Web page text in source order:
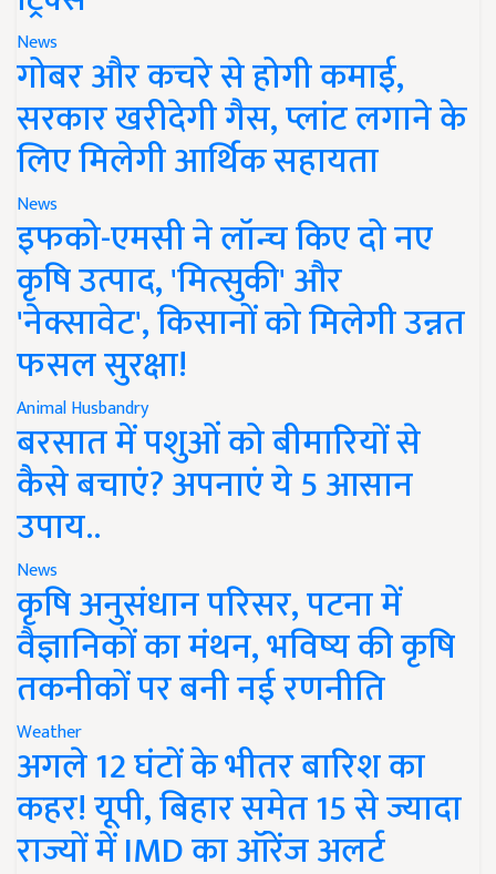
News
गोबर और कचरे से होगी कमाई,
सरकार खरीदेगी गैस, प्लांट लगाने के
लिए मिलेगी आर्थिक सहायता
News
इफको-एमसी ने लॉन्च किए दो नए
कृषि उत्पाद, 'मित्सुकी' और
'नेक्सावेट', किसानों को मिलेगी उन्नत
फसल सुरक्षा!
Animal Husbandry
बरसात में पशुओं को बीमारियों से
कैसे बचाएं? अपनाएं ये 5 आसान
उपाय..
News
कृषि अनुसंधान परिसर, पटना में
वैज्ञानिकों का मंथन, भविष्य की कृषि
तकनीकों पर बनी नई रणनीति
Weather
अगले 12 घंटों के भीतर बारिश का
कहर! यूपी, बिहार समेत 15 से ज्यादा
राज्यों में IMD का ऑरेंज अलर्ट